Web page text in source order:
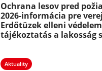
Ochrana lesov pred
2026-informácia pre
Erdőtüzek elleni
tájékoztatás a lakosság
Aktuality